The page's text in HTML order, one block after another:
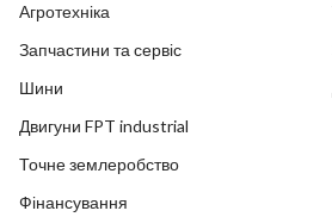
Агротехніка
Запчастини та сервіс
Шини
Двигуни FPT industrial
Точне землеробство
Фінансування